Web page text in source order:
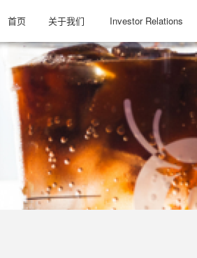
Investor Relations
关于我们
首页